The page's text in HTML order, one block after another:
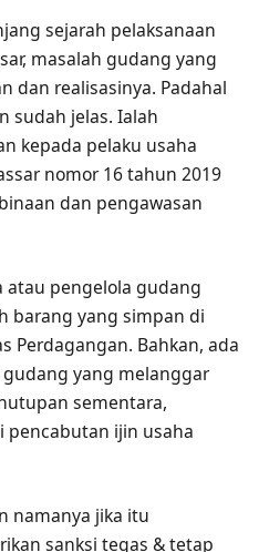
sejarah pelaksanaan
masalah gudang yang
dan realisasinya. Padahal
sudah jelas. Ialah
kepada pelaku usaha
nomor 16 tahun 2019
dan pengawasan
atau pengelola gudang
barang yang simpan di
Perdagangan. Bahkan, ada
yang melanggar
sementara,
pencabutan ijin usaha
namanya jika itu
sanksi tegas & tetap